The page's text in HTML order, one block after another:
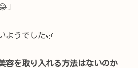
」
ようでした🌿
容を取り入れる方法はないのか